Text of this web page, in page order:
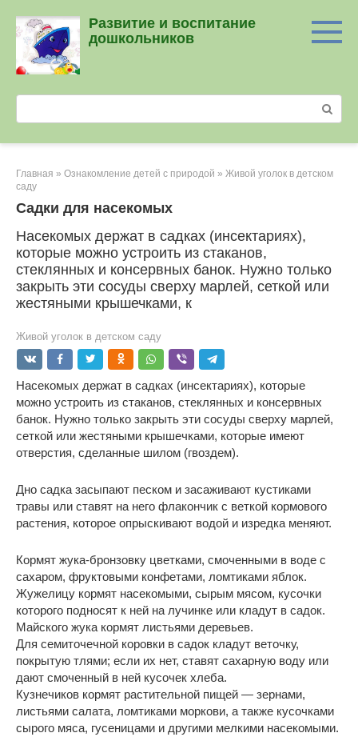
контенту
Развитие и воспитание
дошкольников
Главная » Ознакомление детей с природой » Живой уголок в детском
саду
Садки для насекомых
Насекомых держат в садках (инсектариях),
которые можно устроить из стаканов,
стеклянных и консервных банок. Нужно только
закрыть эти сосуды сверху марлей, сеткой или
жестяными крышечками, к
Живой уголок в детском саду
Насекомых держат в садках (инсектариях), которые
можно устроить из стаканов, стеклянных и консервных
банок. Нужно только закрыть эти сосуды сверху марлей,
сеткой или жестяными крышечками, которые имеют
отверстия, сделанные шилом (гвоздем).
Дно садка засыпают песком и засаживают кустиками
травы или ставят на него флакончик с веткой кормового
растения, которое опрыскивают водой и изредка меняют.
Кормят жука-бронзовку цветками, смоченными в воде с
сахаром, фруктовыми конфетами, ломтиками яблок.
Жужелицу кормят насекомыми, сырым мясом, кусочки
которого подносят к ней на лучинке или кладут в садок.
Майского жука кормят листьями деревьев.
Для семиточечной коровки в садок кладут веточку,
покрытую тлями; если их нет, ставят сахарную воду или
дают смоченный в ней кусочек хлеба.
Кузнечиков кормят растительной пищей ― зернами,
листьями салата, ломтиками моркови, а также кусочками
сырого мяса, гусеницами и другими мелкими насекомыми.